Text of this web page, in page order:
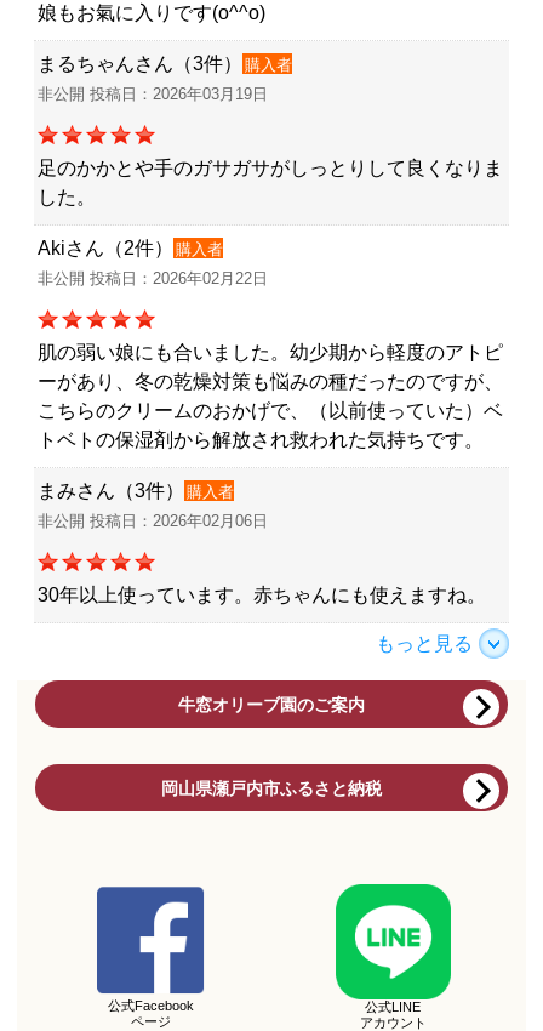
娘もお氣に入りです(o^^o)
まるちゃんさん（3件）
購入者
非公開 投稿日：2026年03月19日
足のかかとや手のガサガサがしっとりして良くなりま
した。
Akiさん（2件）
購入者
非公開 投稿日：2026年02月22日
肌の弱い娘にも合いました。幼少期から軽度のアトピ
ーがあり、冬の乾燥対策も悩みの種だったのですが、
こちらのクリームのおかげで、（以前使っていた）ベ
トベトの保湿剤から解放され救われた気持ちです。
まみさん（3件）
購入者
非公開 投稿日：2026年02月06日
30年以上使っています。赤ちゃんにも使えますね。
もっと見る
牛窓オリーブ園のご案内
岡山県瀬戸内市ふるさと納税
公式Facebook
ページ
公式LINE
アカウント